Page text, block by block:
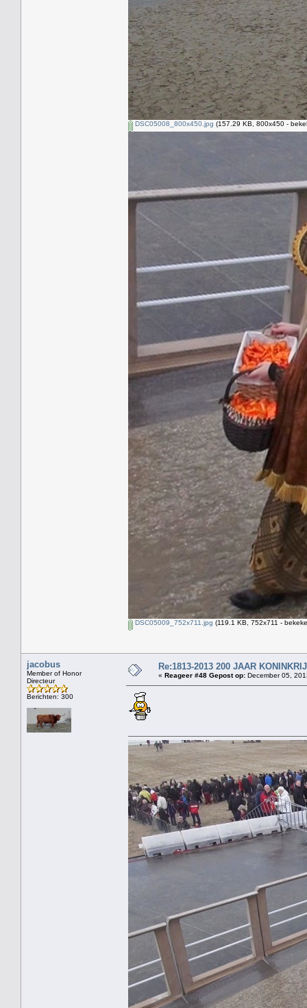
DSC05008_800x450.jpg (157.29 KB, 800x450 -
DSC05009_752x711.jpg (119.1 KB, 752x711 -
jacobus
Member of Honor
Directeur
Berichten: 300
Re:1813-2013 200 JAAR
« Reageer #48 Gepost op: December 05,